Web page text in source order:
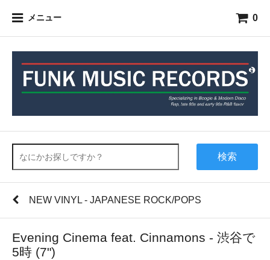
メニュー 0
検索
NEW VINYL - JAPANESE ROCK/POPS
Evening Cinema feat. Cinnamons - 渋谷で
5時 (7")